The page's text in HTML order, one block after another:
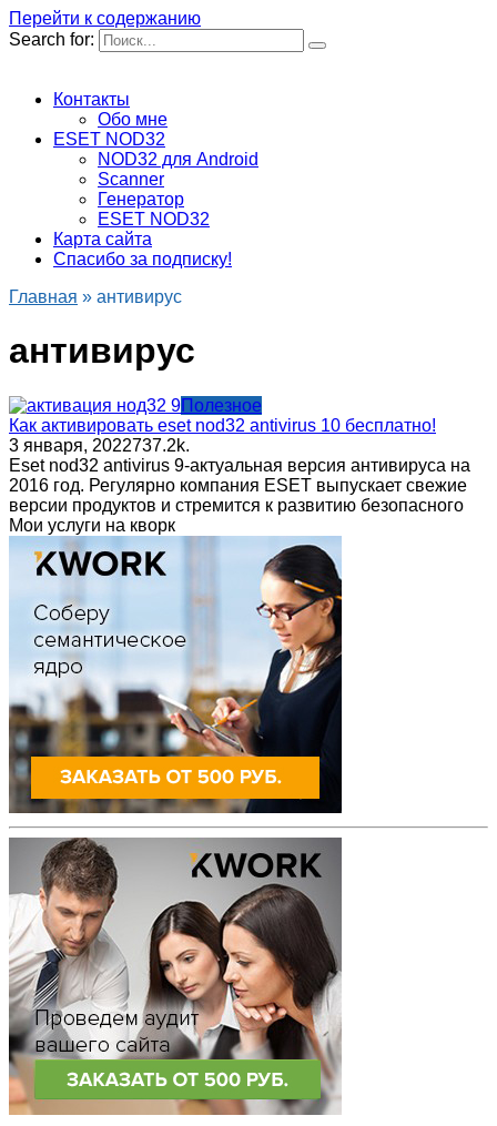
Перейти к содержанию
Search for:
Контакты
Обо мне
ESET NOD32
NOD32 для Android
Scanner
Генератор
ESET NOD32
Карта сайта
Спасибо за подписку!
Главная » антивирус
антивирус
Полезное
Как активировать eset nod32 antivirus 10 бесплатно!
3 января, 2022737.2k.
Eset nod32 antivirus 9-актуальная версия антивируса на
2016 год. Регулярно компания ESET выпускает свежие
версии продуктов и стремится к развитию безопасного
Мои услуги на кворк